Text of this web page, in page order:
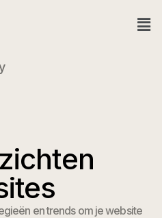
en trends om je website